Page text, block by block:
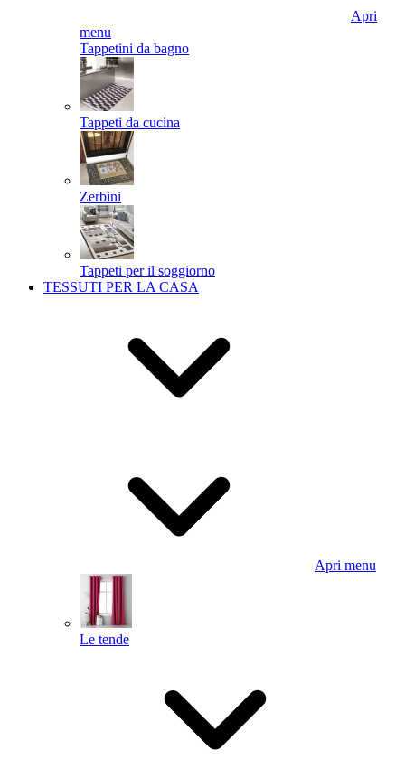
Apri
menu
Tappetini da bagno
Tappeti da cucina
Zerbini
Tappeti per il soggiorno
TESSUTI PER LA CASA
Apri menu
Le tende